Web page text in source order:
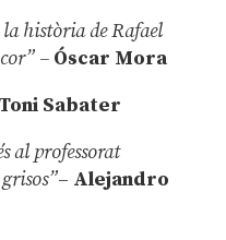
història de Rafael
–Óscar Mora
Toni Sabater
al professorat
– Alejandro